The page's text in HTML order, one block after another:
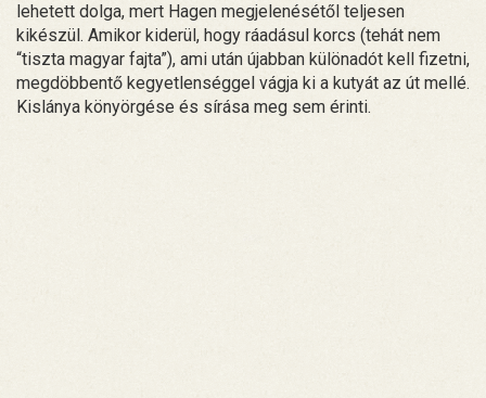
lehetett dolga, mert Hagen megjelenésétől teljesen
kikészül. Amikor kiderül, hogy ráadásul korcs (tehát nem
“tiszta magyar fajta”), ami után újabban különadót kell fizetni,
megdöbbentő kegyetlenséggel vágja ki a kutyát az út mellé.
Kislánya könyörgése és sírása meg sem érinti.